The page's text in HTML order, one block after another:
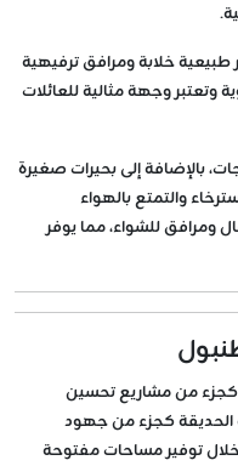
خلابة ومرافق ترفيهية
وتعتبر وجهة مثالية للعائلات
بالإضافة إلى بحيرات صغيرة
والتمتع بالهواء
ومرافق للشواء، مما يوفر
كجزء من مشاريع تحسين
الحديقة كجزء من جهود
خلال توفير مساحات مفتوحة